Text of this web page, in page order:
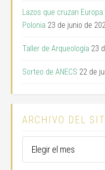
Lazos que cruzan
Polonia 23 de junio de
Taller de Arqueología 23
Sorteo de ANECS 22 de
ARCHIVO DEL